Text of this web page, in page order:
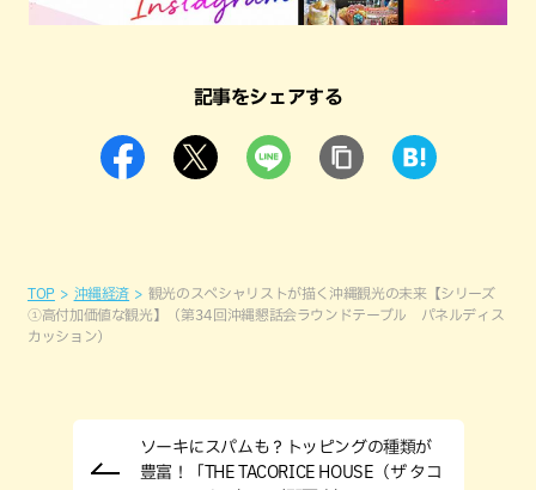
記事をシェアする
TOP 沖縄経済
観光のスペシャリストが描く沖縄観光の未来【シリーズ
①高付加価値な観光】（第34回沖縄懇話会ラウンドテーブル パネルディス
カッション）
ソーキにスパムも？トッピングの種類が
豊富！「THE TACORICE HOUSE（ザ タコ